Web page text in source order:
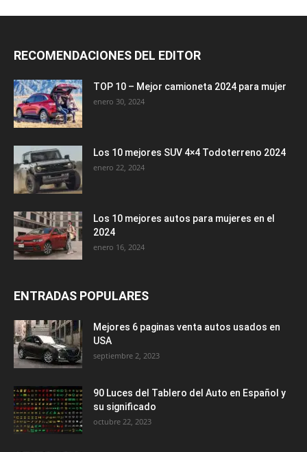
RECOMENDACIONES DEL EDITOR
TOP 10 – Mejor camioneta 2024 para mujer
enero 30, 2024
Los 10 mejores SUV 4×4 Todoterreno 2024
enero 22, 2024
Los 10 mejores autos para mujeres en el
2024
enero 16, 2024
ENTRADAS POPULARES
Mejores 6 paginas venta autos usados en
USA
septiembre 2, 2023
90 Luces del Tablero del Auto en Español y
su significado
octubre 22, 2023